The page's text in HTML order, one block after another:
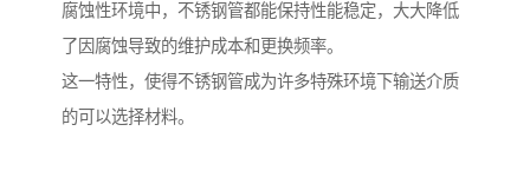
腐蚀性环境中，不锈钢管都能保持性能稳定，大大降低
了因腐蚀导致的维护成本和更换频率。
这一特性，使得不锈钢管成为许多特殊环境下输送介质
的可以选择材料。